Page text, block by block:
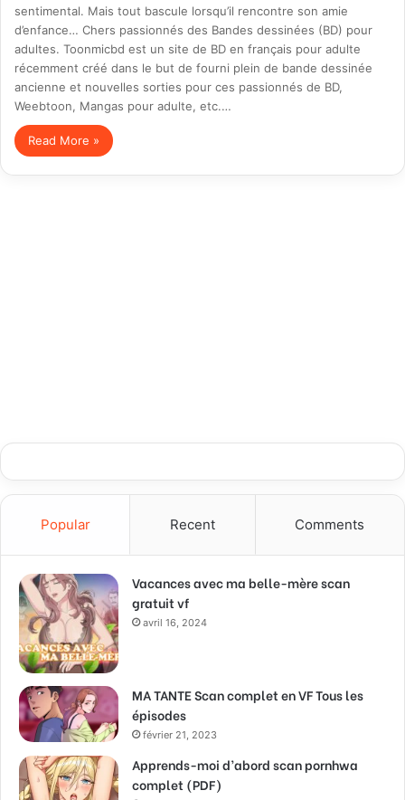
sentimental. Mais tout bascule lorsqu’il rencontre son amie
d’enfance… Chers passionnés des Bandes dessinées (BD) pour
adultes. Toonmicbd est un site de BD en français pour adulte
récemment créé dans le but de fourni plein de bande dessinée
ancienne et nouvelles sorties pour ces passionnés de BD,
Weebtoon, Mangas pour adulte, etc.…
Read More »
Popular Recent Comments
Vacances avec ma belle-mère scan
gratuit vf
avril 16, 2024
MA TANTE Scan complet en VF Tous les
épisodes
février 21, 2023
Apprends-moi d’abord scan pornhwa
complet (PDF)